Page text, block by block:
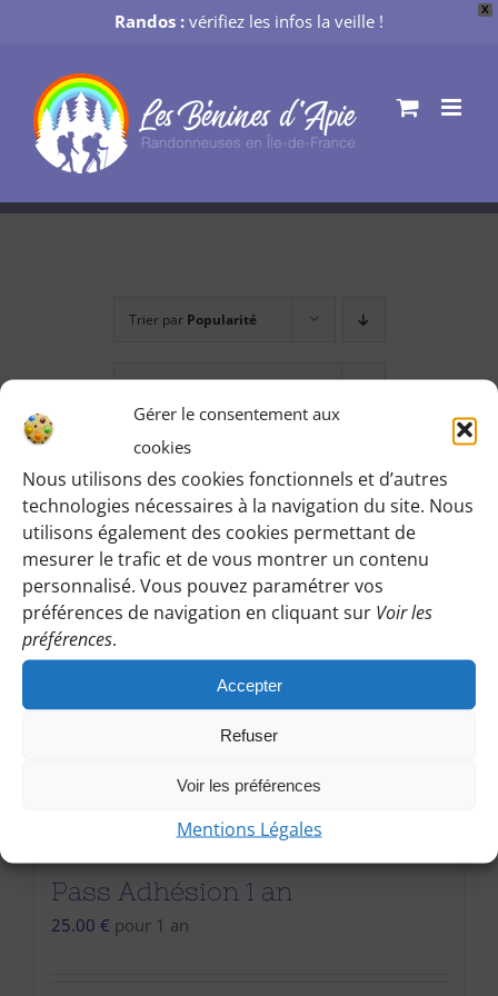
Gérer le consentement aux
cookies
Nous utilisons des cookies fonctionnels et d’autres
technologies nécessaires à la navigation du site. Nous
utilisons également des cookies permettant de
mesurer le trafic et de vous montrer un contenu
personnalisé. Vous pouvez paramétrer vos
préférences de navigation en cliquant sur Voir les
préférences.
Accepter
Refuser
Voir les préférences
Mentions Légales
X
Randos : vérifiez les infos la veille !
contenu
Trier par Popularité
Montrer24 produits
Pass Adhésion 1 an
25.00 € pour 1 an